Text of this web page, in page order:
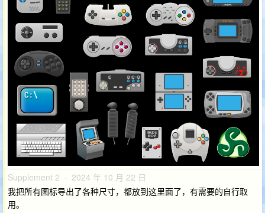
Supplement 2 · 2024 年 10 月 22 日
我把所有图标导出了各种尺寸，都放到这里面了，有需要的自行取
用。